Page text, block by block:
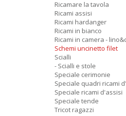
Ricamare la tavola
Ricami assisi
Ricami hardanger
Ricami in bianco
Ricami in camera -
Schemi uncinetto filet
Scialli
- Scialli e stole
Speciale cerimonie
Speciale quadri ricami
Speciale ricami d'assisi
Speciale tende
Tricot ragazzi